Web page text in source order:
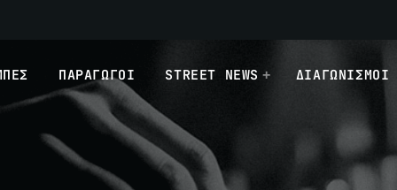
ΠΑΡΑΓΩΓΟΙ STREET NEWS ΔΙΑΓΩΝΙΣΜΟΙ